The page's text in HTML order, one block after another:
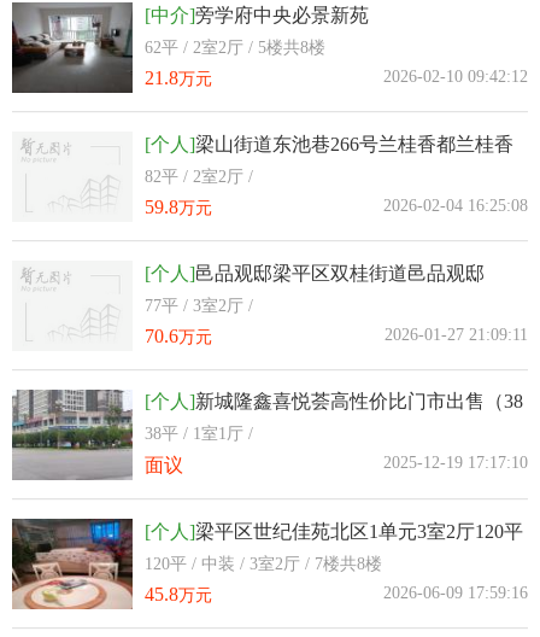
[中介]旁学府中央必景新苑
62平 / 2室2厅 / 5楼共8楼
21.8万元 2026-02-10 09:42:12
[个人]梁山街道东池巷266号兰桂香都兰桂香
都15栋
82平 / 2室2厅 /
59.8万元 2026-02-04 16:25:08
[个人]邑品观邸梁平区双桂街道邑品观邸
77平 / 3室2厅 /
70.6万元 2026-01-27 21:09:11
[个人]新城隆鑫喜悦荟高性价比门市出售（38
平米）
38平 / 1室1厅 /
面议 2025-12-19 17:17:10
[个人]梁平区世纪佳苑北区1单元3室2厅120平
米
120平 / 中装 / 3室2厅 / 7楼共8楼
45.8万元 2026-06-09 17:59:16